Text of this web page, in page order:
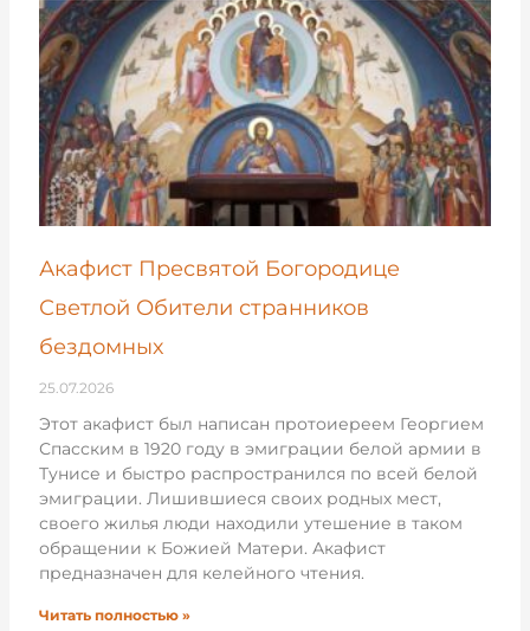
Акафист Пресвятой Богородице
Светлой Обители странников
бездомных
25.07.2026
Этот акафист был написан протоиереем Георгием
Спасским в 1920 году в эмиграции белой армии в
Тунисе и быстро распространился по всей белой
эмиграции. Лишившиеся своих родных мест,
своего жилья люди находили утешение в таком
обращении к Божией Матери. Акафист
предназначен для келейного чтения.
Читать полностью »